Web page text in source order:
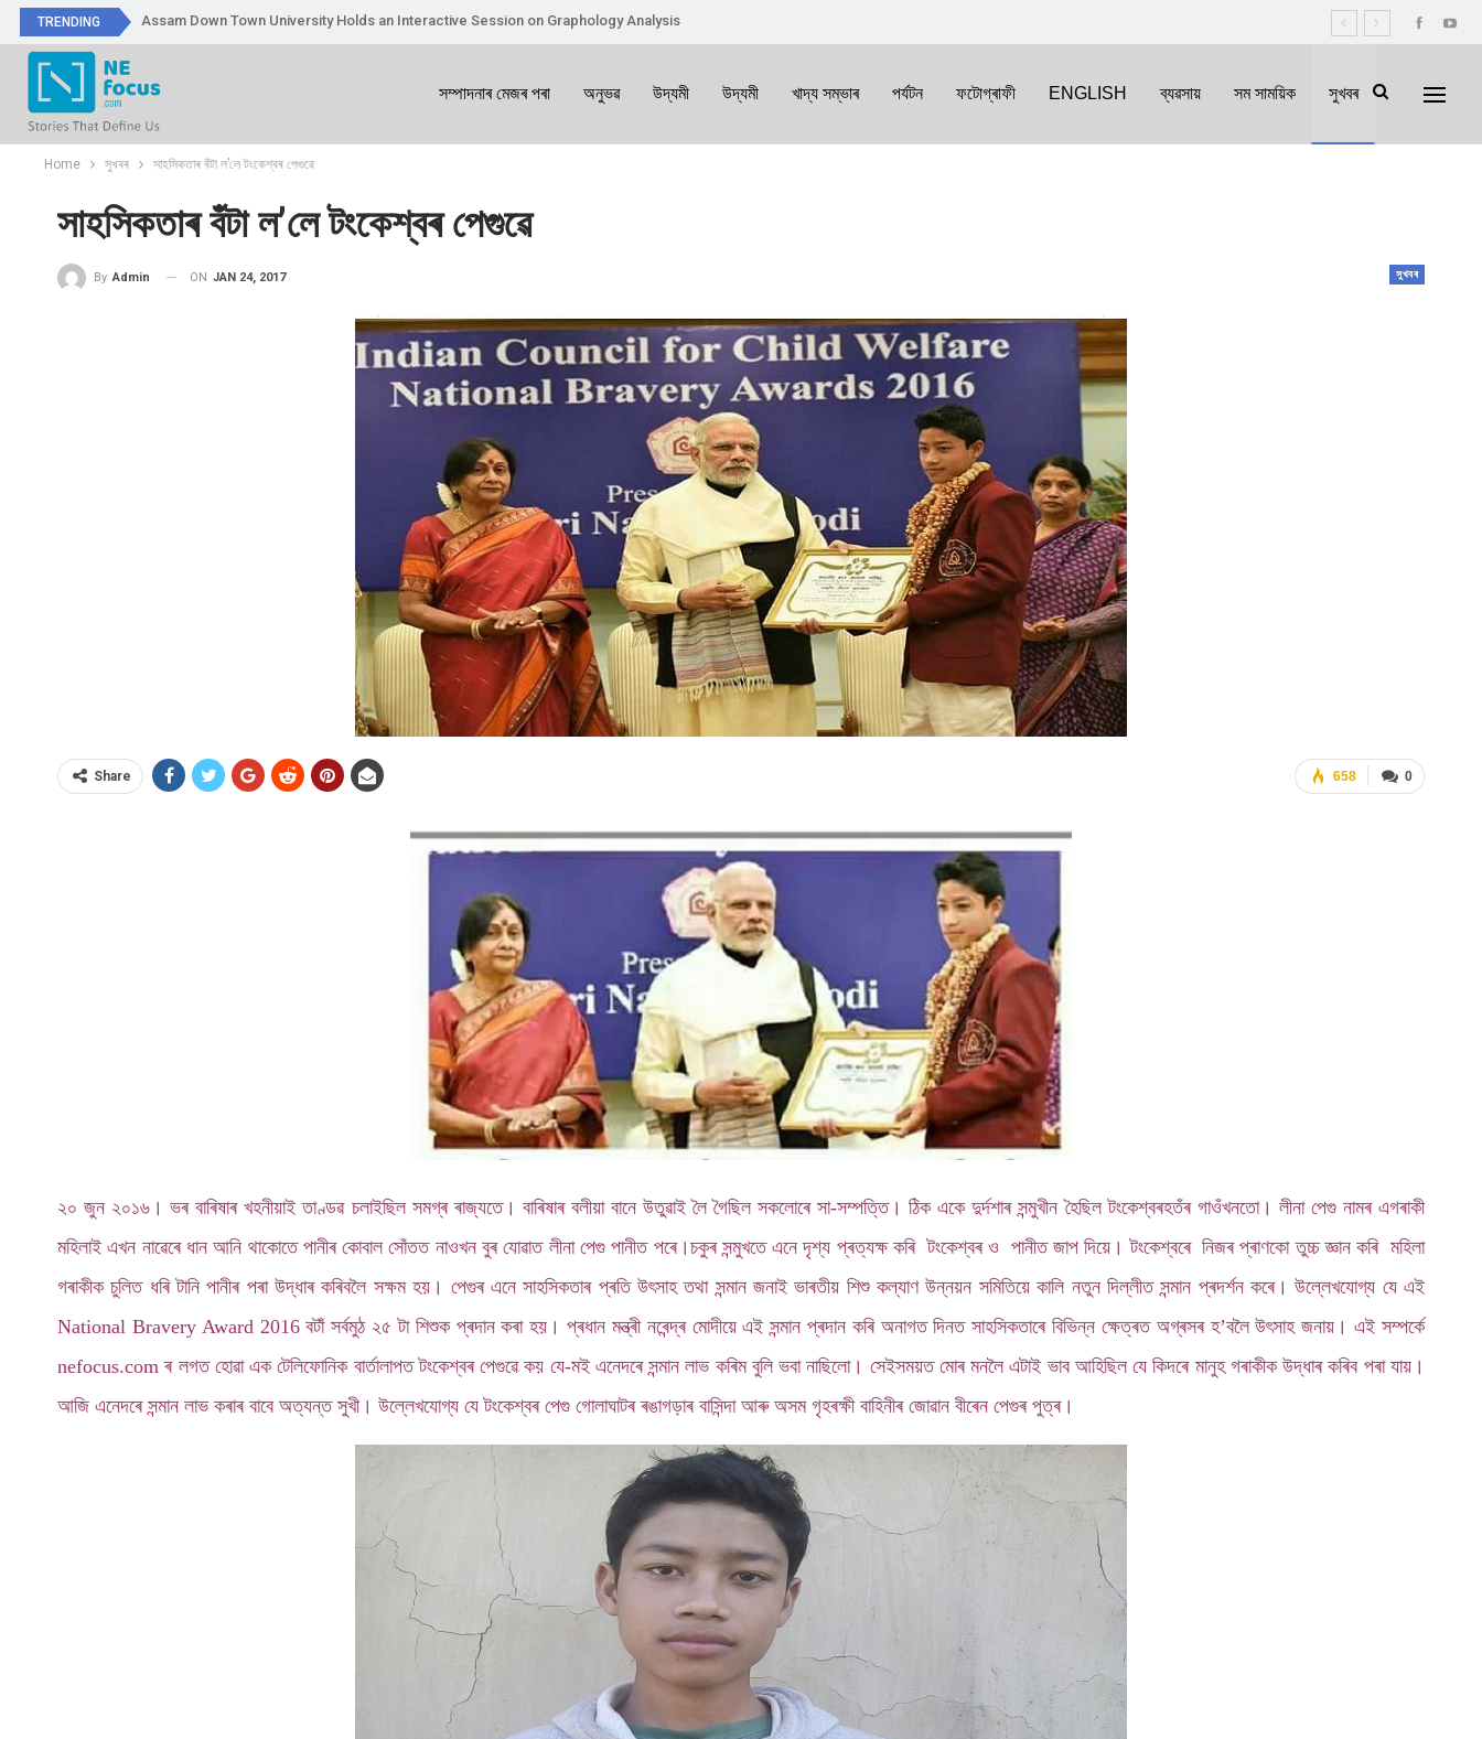
TRENDING Assam Down Town University Holds an Interactive Session on Graphology Analysis
সম্পাদনাৰ মেজৰ পৰা অনুভৱ উদ্যমী উদ্যমী খাদ্য সম্ভাৰ পৰ্যটন ফটোগ্ৰাফী ENGLISH ব্যৱসায় সম সাময়িক সুখবৰ
Home সুখবৰ সাহসিকতাৰ বঁটা ল’লে টংকেশ্বৰ পেগুৱে
সাহসিকতাৰ বঁটা ল’লে টংকেশ্বৰ পেগুৱে
সুখবৰ
By Admin ON JAN 24, 2017
0
658
Share
২০ জুন ২০১৬। ভৰ বাৰিষাৰ খহনীয়াই তাণ্ডৱ চলাইছিল সমগ্ৰ ৰাজ্যতে। বাৰিষাৰ বলীয়া বানে উতুৱাই লৈ গৈছিল সকলোৰে সা-সম্পত্তি। ঠিক একে দুৰ্দশাৰ সন্মুখীন হৈছিল টংকেশ্বৰহতঁৰ গাওঁখনতো। লীনা পেগু নামৰ এগৰাকী
মহিলাই এখন নাৱেৰে ধান আনি থাকোতে পানীৰ কোবাল সোঁতত নাওখন বুৰ যোৱাত লীনা পেগু পানীত পৰে।চকুৰ সন্মুখতে এনে দৃশ্য প্ৰত্যক্ষ কৰি টংকেশ্বৰ ও পানীত জাপ দিয়ে। টংকেশ্বৰে নিজৰ প্ৰাণকো তুচ্চ জ্ঞান কৰি মহিলা
গৰাকীক চুলিত ধৰি টানি পানীৰ পৰা উদ্ধাৰ কৰিবলৈ সক্ষম হয়। পেগুৰ এনে সাহসিকতাৰ প্ৰতি উৎসাহ তথা সন্মান জনাই ভাৰতীয় শিশু কল্যাণ উন্নয়ন সমিতিয়ে কালি নতুন দিল্লীত সন্মান প্ৰদৰ্শন কৰে। উল্লেখযোগ্য যে এই
National Bravery Award 2016 বটাঁ সৰ্বমুঠ ২৫ টা শিশুক প্ৰদান কৰা হয়। প্ৰধান মন্ত্ৰী নৰেন্দ্ৰ মোদীয়ে এই সন্মান প্ৰদান কৰি অনাগত দিনত সাহসিকতাৰে বিভিন্ন ক্ষেত্ৰত অগ্ৰসৰ হ’বলৈ উৎসাহ জনায়। এই সম্পৰ্কে
nefocus.com ৰ লগত হোৱা এক টেলিফোনিক বাৰ্তালাপত টংকেশ্বৰ পেগুৱে কয় যে-মই এনেদৰে সন্মান লাভ কৰিম বুলি ভবা নাছিলো। সেইসময়ত মোৰ মনলৈ এটাই ভাব আহিছিল যে কিদৰে মানুহ গৰাকীক উদ্ধাৰ কৰিব পৰা যায়।
আজি এনেদৰে সন্মান লাভ কৰাৰ বাবে অত্যন্ত সুখী। উল্লেখযোগ্য যে টংকেশ্বৰ পেগু গোলাঘাটৰ ৰঙাগড়াৰ বাসিন্দা আৰু অসম গৃহৰক্ষী বাহিনীৰ জোৱান বীৰেন পেগুৰ পুত্ৰ।